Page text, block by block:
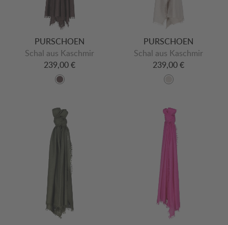
PURSCHOEN
Schal aus Kaschmir
239,00 €
PURSCHOEN
Schal aus Kaschmir
239,00 €